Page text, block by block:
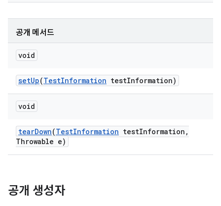
공개 메서드
void
setUp(TestInformation testInformation)
void
tearDown(TestInformation testInformation ,
Throwable e)
공개 생성자